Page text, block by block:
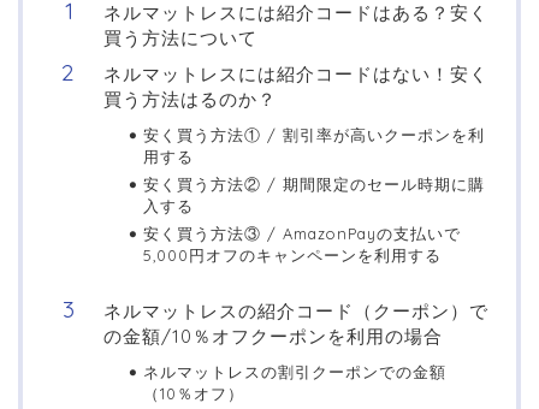
ネルマットレスには紹介コードはある？安く
買う方法について
ネルマットレスには紹介コードはない！安く
買う方法はるのか？
安く買う方法① / 割引率が高いクーポンを利
用する
安く買う方法② / 期間限定のセール時期に購
入する
安く買う方法③ / AmazonPayの支払いで
5,000円オフのキャンペーンを利用する
ネルマットレスの紹介コード（クーポン）で
の金額/10％オフクーポンを利用の場合
ネルマットレスの割引クーポンでの金額
（10％オフ）